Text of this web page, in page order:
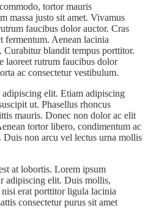
tortor mauris
massa justo sit amet. Vivamus
faucibus dolor auctor. Cras
fermentum. Aenean lacinia
Curabitur blandit tempus porttitor.
laoreet rutrum faucibus dolor
ac consectetur vestibulum.
elit. Etiam adipiscing
ut. Phasellus rhoncus
mauris. Donec non dolor ac elit
tortor libero, condimentum ac
non arcu vel lectus urna mollis
at lobortis. Lorem ipsum
adipiscing elit. Duis mollis,
erat porttitor ligula lacinia
consectetur purus sit amet